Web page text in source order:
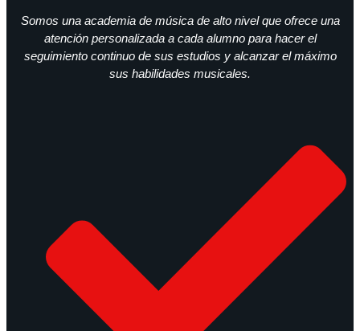
Somos una academia de música de alto nivel que ofrece una
atención personalizada a cada alumno para hacer el
seguimiento continuo de sus estudios y alcanzar el máximo
sus habilidades musicales.